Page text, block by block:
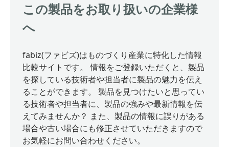
この製品をお取り扱いの企業様
へ
fabiz(ファビズ)はものづくり産業に特化した情報
比較サイトです。 情報をご登録いただくと、製品
を探している技術者や担当者に製品の魅力を伝え
ることができます。 製品を見つけたいと思ってい
る技術者や担当者に、製品の強みや最新情報を伝
えてみませんか？ また、製品の情報に誤りがある
場合や古い場合にも修正させていただきますので
お気軽にお問い合わせください。